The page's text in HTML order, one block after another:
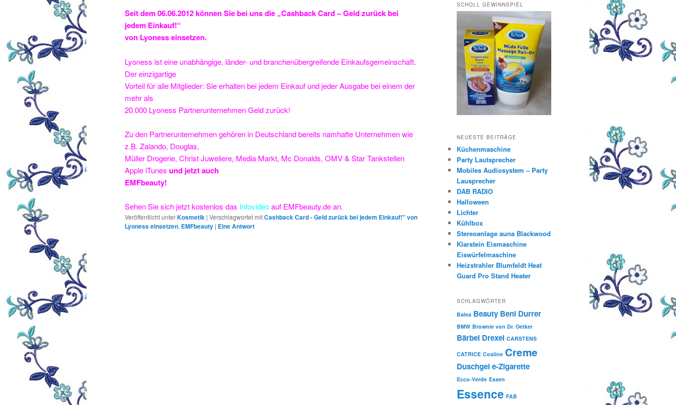
Seit dem 06.06.2012 können Sie bei uns die „Cashback Card – Geld zurück bei
jedem Einkauf!“
von Lyoness einsetzen.
Lyoness ist eine unabhängige, länder- und branchenübergreifende Einkaufsgemeinschaft.
Der einzigartige
Vorteil für alle Mitglieder: Sie erhalten bei jedem Einkauf und jeder Ausgabe bei einem der
mehr als
20.000 Lyoness Partnerunternehmen Geld zurück!
Zu den Partnerunternehmen gehören in Deutschland bereits namhafte Unternehmen wie
z.B. Zalando, Douglas,
Müller Drogerie, Christ Juweliere, Media Markt, Mc Donalds, OMV & Star Tankstellen
Apple iTunes und jetzt auch
EMFbeauty!
Sehen Sie sich jetzt kostenlos das Infovideoauf EMFbeauty.de an.
Veröffentlicht unterKosmetik | Verschlagwortet mitCashback Card - Geld zurück bei jedem Einkauf!" von
Lyoness einsetzen, EMFbeauty | EineAntwort
SCHOLL GEWINNSPIEL
NEUESTE BEITRÄGE
Küchenmaschine
Party Lautsprecher
Mobiles Audiosystem – Party
Lausprecher
DAB RADIO
Halloween
Lichter
Kühlbox
Stereoanlage auna Blackwood
Klarstein Eismaschine
Eiswürfelmaschine
Heizstrahler Blumfeldt Heat
Guard Pro Stand Heater
SCHLAGWÖRTER
Balea Beauty Beni Durrer
BMW Brownie von Dr. Oetker
Bärbel Drexel CARSTENS
CATRICE Cosline Creme
Duschgele-Zigarette
Ecco-Verde Essen
Essence FAB